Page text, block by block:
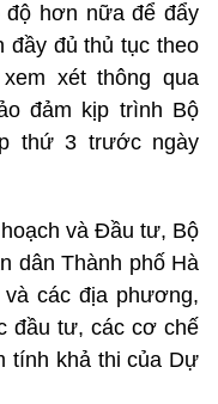
độ hơn nữa để đẩy
đầy đủ thủ tục theo
xét thông qua
đảm kịp trình Bộ
thứ 3 trước ngày
và Đầu tư, Bộ
dân Thành phố Hà
các địa phương,
đầu tư, các cơ chế
tính khả thi của Dự